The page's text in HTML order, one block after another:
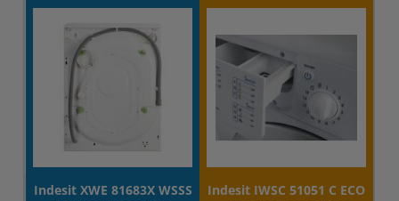
Indesit XWE 81683X WSSS
Indesit IWSC 51051 C ECO